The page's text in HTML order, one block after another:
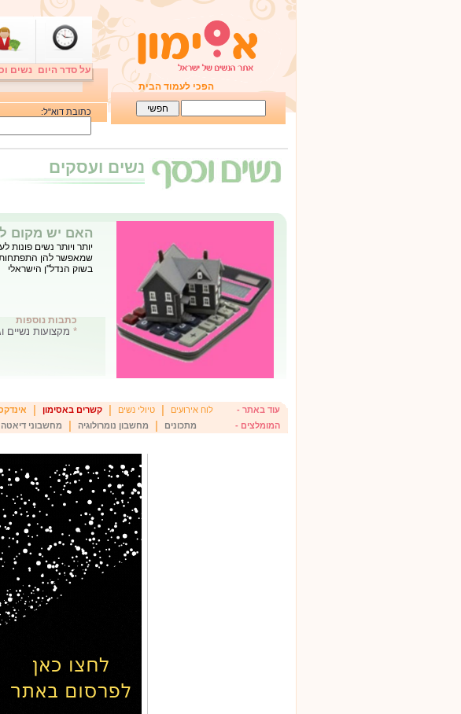
הפכי לעמוד הבית
על סדר היום נשים
כתובת דוא"ל:
נשים ועסקים
האם יש מקום
יותר ויותר נשים
שמאפשר להן התפתחות
בשוק הנדל''ן הישראלי
כתבות נוספות
* מקצועות נשיים
עוד באתר - לוח אירועים |טיולי נשים |קשרים באסימון
המומלצים - מתכונים מחשבון נומרולוגיה מחשבוני דיאטה